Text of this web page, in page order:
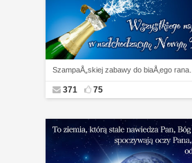
SzampaÅ„skiej zabawy do biaÅ‚ego rana...
371 75